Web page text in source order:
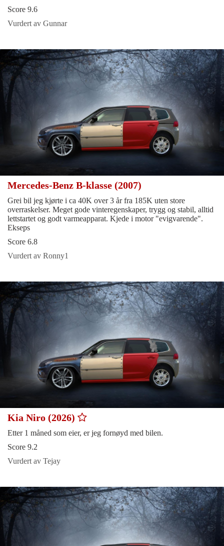
Score 9.6
Vurdert av Gunnar
Mercedes-Benz B-klasse (2007)
Grei bil jeg kjørte i ca 40K over 3 år fra 185K uten store
overraskelser. Meget gode vinteregenskaper, trygg og stabil, alltid
lettstartet og godt varmeapparat. Kjede i motor "evigvarende".
Ekseps
Score 6.8
Vurdert av Ronny1
Kia Niro (2026)
Etter 1 måned som eier, er jeg fornøyd med bilen.
Score 9.2
Vurdert av Tejay